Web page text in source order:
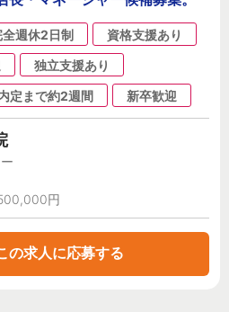
全週休2日制
資格支援あり
独立支援あり
定まで約2週間 新卒歓迎
円
の求人に応募する